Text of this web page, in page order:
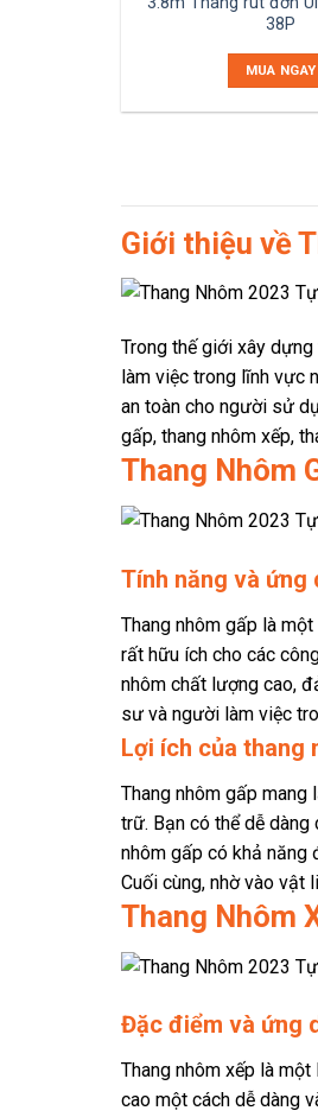
38P
MUA NGAY
Giới thiệu về
Trong thế giới xây
làm việc trong lĩnh vực
an toàn cho người sử
gấp, thang nhôm xếp,
Thang Nhôm
Tính năng và ứng
Thang nhôm gấp là
rất hữu ích cho các
nhôm chất lượng cao,
sư và người làm việc
Lợi ích của thang
Thang nhôm gấp
trữ. Bạn có thể dễ
nhôm gấp có khả năng
Cuối cùng, nhờ vào vật
Thang Nhôm
Đặc điểm và ứng
Thang nhôm xếp là
cao một cách dễ dàng